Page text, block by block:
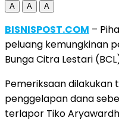
A A A
BISNISPOST.COM –
peluang kemungkinan
Bunga Citra Lestari
Pemeriksaan dilakukan
penggelapan dana
terlapor Tiko